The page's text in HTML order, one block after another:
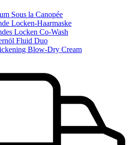
Sous la Canopée
Locken-Haarmaske
Locken Co-Wash
Fluid Duo
Blow-Dry Cream